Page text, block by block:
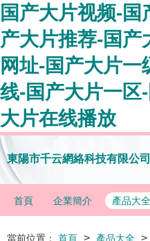
国产大片视频-
产大片推荐-国产
网址-国产大片
线-国产大片一区
大片在线播放
東陽市千云網絡科技有限公司
首頁 企業簡介 產品大全
當前位置： 首頁 > 產品大全 >